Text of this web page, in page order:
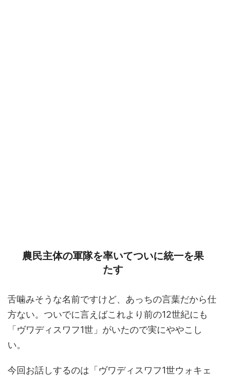
農民主体の軍隊を率いてついに統一を果
たす
舌噛みそうな名前ですけど、あっちの言葉だから仕
方ない。ついでに言えばこれより前の12世紀にも
「ヴワディスワフ1世」がいたので実にややこし
い。
今回お話しするのは「ヴワディスワフ1世ウォキェ